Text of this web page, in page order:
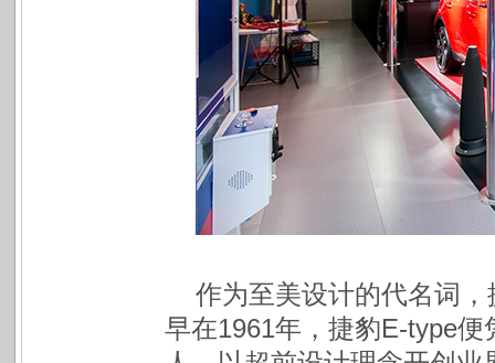
作为至美设计的代名词
早在1961年，捷豹E-type